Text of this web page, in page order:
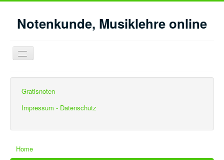
Notenkunde, Musiklehre online
Navigation
an/aus
Gratisnoten
Impressum - Datenschutz
Home